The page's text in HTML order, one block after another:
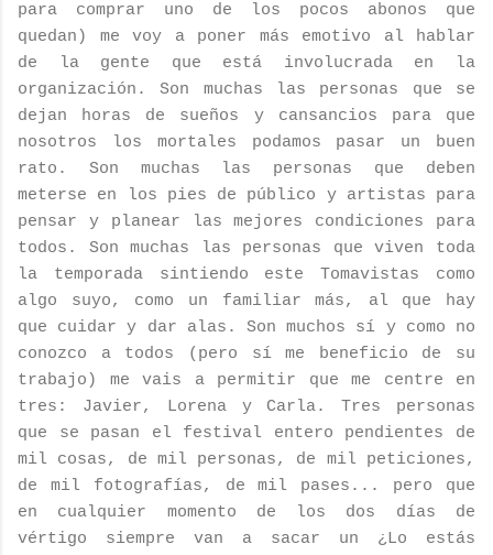
para comprar uno de los pocos abonos que
quedan) me voy a poner más emotivo al hablar
de la gente que está involucrada en la
organización. Son muchas las personas que se
dejan horas de sueños y cansancios para que
nosotros los mortales podamos pasar un buen
rato. Son muchas las personas que deben
meterse en los pies de público y artistas para
pensar y planear las mejores condiciones para
todos. Son muchas las personas que viven toda
la temporada sintiendo este Tomavistas como
algo suyo, como un familiar más, al que hay
que cuidar y dar alas. Son muchos sí y como no
conozco a todos (pero sí me beneficio de su
trabajo) me vais a permitir que me centre en
tres: Javier, Lorena y Carla. Tres personas
que se pasan el festival entero pendientes de
mil cosas, de mil personas, de mil peticiones,
de mil fotografías, de mil pases... pero que
en cualquier momento de los dos días de
vértigo siempre van a sacar un ¿Lo estás